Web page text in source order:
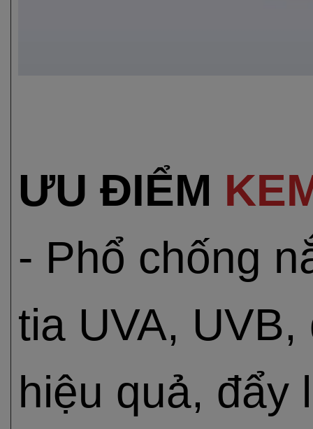
ƯU ĐIỂM
- Phổ chống
tia UVA,
hiệu quả, đẩy